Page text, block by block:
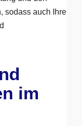
sodass auch Ihre
im